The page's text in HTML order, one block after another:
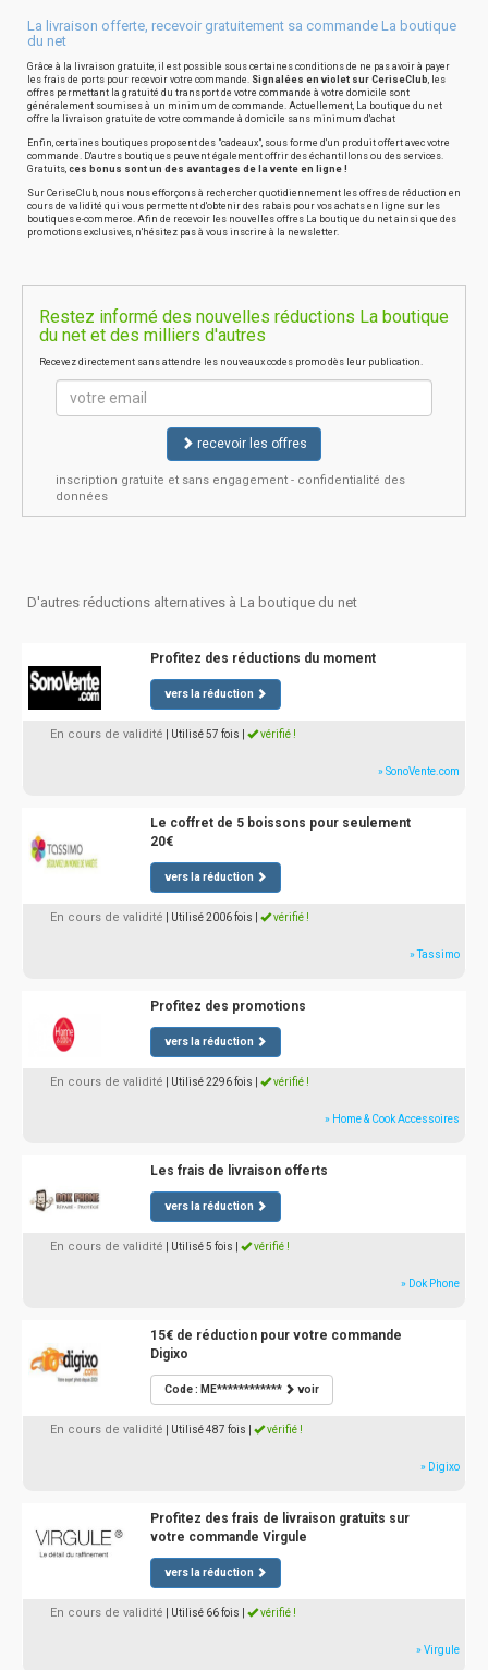
La livraison offerte, recevoir gratuitement sa commande La boutique
du net
Grâce à la livraison gratuite, il est possible sous certaines conditions de ne pas avoir à payer
les frais de ports pour recevoir votre commande. Signalées en violet sur CeriseClub, les
offres permettant la gratuité du transport de votre commande à votre domicile sont
généralement soumises à un minimum de commande. Actuellement, La boutique du net
offre la livraison gratuite de votre commande à domicile sans minimum d'achat
Enfin, certaines boutiques proposent des "cadeaux", sous forme d'un produit offert avec votre
commande. D'autres boutiques peuvent également offrir des échantillons ou des services.
Gratuits, ces bonus sont un des avantages de la vente en ligne !
Sur CeriseClub, nous nous efforçons à rechercher quotidiennement les offres de réduction en
cours de validité qui vous permettent d'obtenir des rabais pour vos achats en ligne sur les
boutiques e-commerce. Afin de recevoir les nouvelles offres La boutique du net ainsi que des
promotions exclusives, n'hésitez pas à vous inscrire à la newsletter.
Restez informé des nouvelles réductions La boutique
du net et des milliers d'autres
Recevez directement sans attendre les nouveaux codes promo dès leur publication.
recevoir les offres
inscription gratuite et sans engagement - confidentialité des
données
D'autres réductions alternatives à La boutique du net
Profitez des réductions du moment
vers la réduction
En cours de validité | Utilisé 57 fois vérifié !
» SonoVente.com
Le coffret de 5 boissons pour seulement
20€
vers la réduction
En cours de validité | Utilisé 2006 fois vérifié !
» Tassimo
Profitez des promotions
vers la réduction
En cours de validité | Utilisé 2296 fois vérifié !
» Home & Cook Accessoires
Les frais de livraison offerts
vers la réduction
En cours de validité | Utilisé 5 fois vérifié !
» Dok Phone
15€ de réduction pour votre commande
Digixo
Code : ME************ voir
En cours de validité | Utilisé 487 fois vérifié !
» Digixo
Profitez des frais de livraison gratuits sur
votre commande Virgule
vers la réduction
En cours de validité | Utilisé 66 fois vérifié !
» Virgule